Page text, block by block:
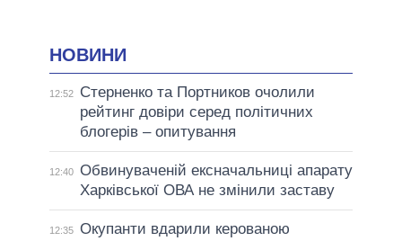
НОВИНИ
12:52
Стерненко та Портников очолили
рейтинг довіри серед політичних
блогерів – опитування
12:40 Обвинуваченій ексначальниці апарату
Харківської ОВА не змінили заставу
12:35 Окупанти вдарили керованою